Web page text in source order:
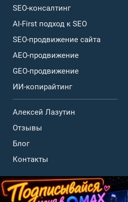
SEO-консалтинг
AI-First подход к SEO
SEO-продвижение сайта
AEO-продвижение
GEO-продвижение
ИИ-копирайтинг
Алексей Лазутин
Отзывы
Блог
Контакты